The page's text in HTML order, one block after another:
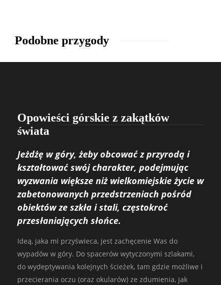
Podobne przygody
Opowieści górskie z zakątków
świata
Jeżdżę w góry, żeby obcować z przyrodą i
kształtować swój charakter, podejmując
wyzwania większe niż wielkomiejskie życie w
zabetonowanych przedstrzeniach pośród
obiektów ze szkła i stali, częstokroć
przesłaniających słońce.
Ideą, jaka mi przyświeca, jest zachęcenie Was do
wypadów w góry. Do spacerów wytyczonymi szlakami,
do wydeptywania kolejnych ścieżek, tam gdzie możliwe i
przecierania oczu (oraz okularów) ze zdumienia, jak